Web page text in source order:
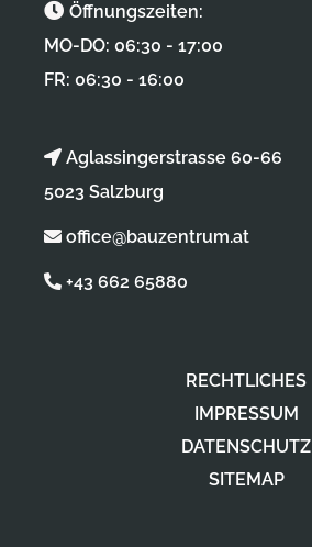
RECHTLICHES
IMPRESSUM
DATENSCHUTZ
SITEMAP
Aglassingerstrasse 60-66
5023 Salzburg
office@bauzentrum.at
+43 662 65880
Öffnungszeiten:
MO-DO: 06:30 - 17:00
FR: 06:30 - 16:00